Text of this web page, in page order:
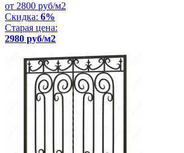
от 2800 руб/м2
Скидка: 6%
Старая цена:
2980 руб/м2